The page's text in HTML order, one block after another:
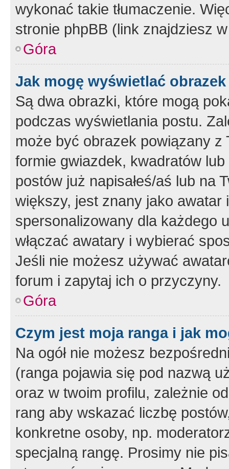
wykonać takie tłumaczenie.
stronie phpBB (link znajdziesz
Góra
Jak mogę wyświetlać
Są dwa obrazki, które mogą
podczas wyświetlania postu.
może być obrazek powiązany z
formie gwiazdek, kwadratów
postów już napisałeś/aś lub na
większy, jest znany jako
spersonalizowany dla każdego
włączać awatary i wybierać
Jeśli nie możesz używać
forum i zapytaj ich o przyczyny.
Góra
Czym jest moja ranga i jak
Na ogół nie możesz
(ranga pojawia się pod nazwą
oraz w twoim profilu, zależnie
rang aby wskazać liczbę
konkretne osoby, np.
specjalną rangę. Prosimy nie